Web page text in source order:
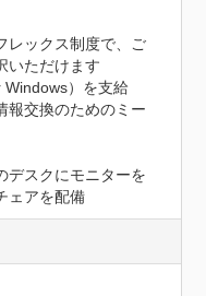
レックス制度で、ご
いただけます
Windows）を支給
報交換のためのミー
デスクにモニターを
ェアを配備